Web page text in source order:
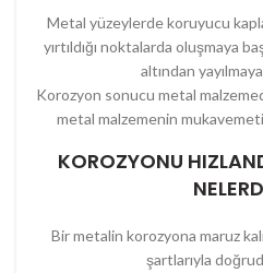
Metal yüzeylerde koruyucu
yırtıldığı noktalarda oluşmaya
altından
Korozyon sonucu metal
metal malzemenin
KOROZYONU
Bir metalin korozyona maruz
şartlarıyla